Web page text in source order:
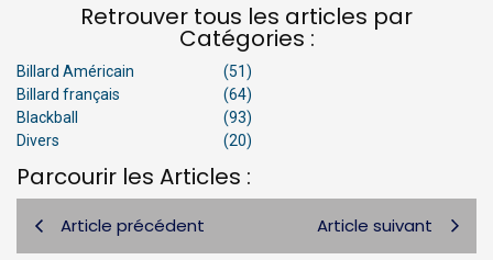
Retrouver tous les articles par
Catégories :
Billard Américain
(51)
Billard français
(64)
Blackball
(93)
Divers
(20)
Parcourir les Articles :
Article précédent Article suivant